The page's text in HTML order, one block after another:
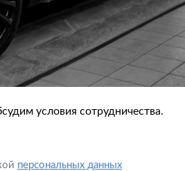
условия сотрудничества.
персональных данных